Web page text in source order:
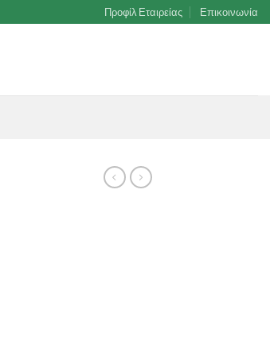
Προφίλ Εταιρείας Επικοινωνία